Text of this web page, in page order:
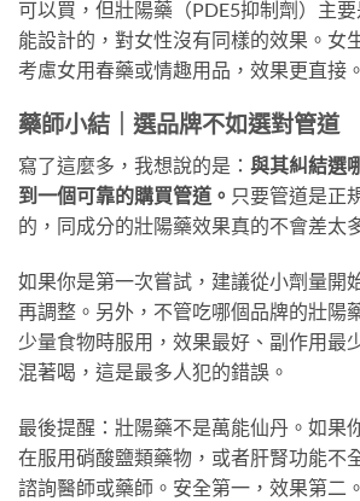
可以買，但壯陽藥（PDE5抑制劑）主
能設計的，對女性沒有同樣的效果。女
考慮女用春藥或情趣用品，效果更直接。
藥師小結｜選品牌不如選對管道
寫了這麼多，我想說的是： 與其糾結選
到一個可靠的購買管道。 只要管道是正
的，同成分的壯陽藥效果真的不會差太
如果你是第一次嘗試，建議從小劑量開
再調整。另外，不管吃哪個品牌的壯陽
少量食物時服用，效果最好、副作用最
混著喝，這是最多人犯的錯誤。
最後提醒：壯陽藥不是萬能仙丹。如果
在服用硝酸鹽類藥物，或者肝腎功能不
諮詢醫師或藥師。安全第一，效果第二。